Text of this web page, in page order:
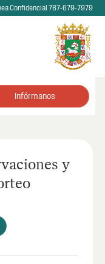
Confidencial 787-679-7979
Infórmanos
y